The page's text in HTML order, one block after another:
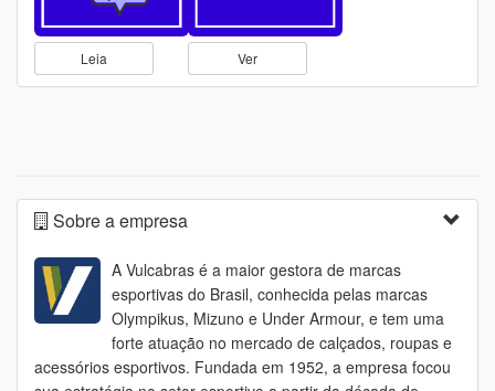
Leia Ver
Sobre a empresa
A Vulcabras é a maior gestora de marcas
esportivas do Brasil, conhecida pelas marcas
Olympikus, Mizuno e Under Armour, e tem uma
forte atuação no mercado de calçados, roupas e
acessórios esportivos. Fundada em 1952, a empresa focou